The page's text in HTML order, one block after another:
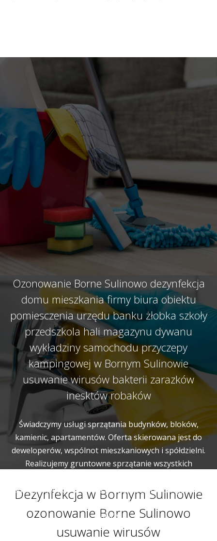
Ozonowanie Borne Sulinowo dezynfekcja
domu mieszkania firmy biura obiektu
pomiesczenia urzędu banku żłobka szkoły
przedszkola hali magazynu dywanu
wykładziny samochodu przyczepy
kampingowej w Bornym Sulinowie
usuwanie wirusów bakterii zarazków
inesktów robaków
Świadczymy usługi sprzątania budynków, bloków,
kamienic, apartamentów. Oferta skierowana jest do
deweloperów, wspólnot mieszkaniowych i spółdzielni.
Realizujemy gruntowne sprzątanie wszystkich
zadaniem jest utrzymanie w czystości korytarzy, klatek
schodowych, wind, pomieszczeń gospodarczych a także
garaży.
Dezynfekcja w Bornym Sulinowie
ozonowanie Borne Sulinowo
usuwanie wirusów